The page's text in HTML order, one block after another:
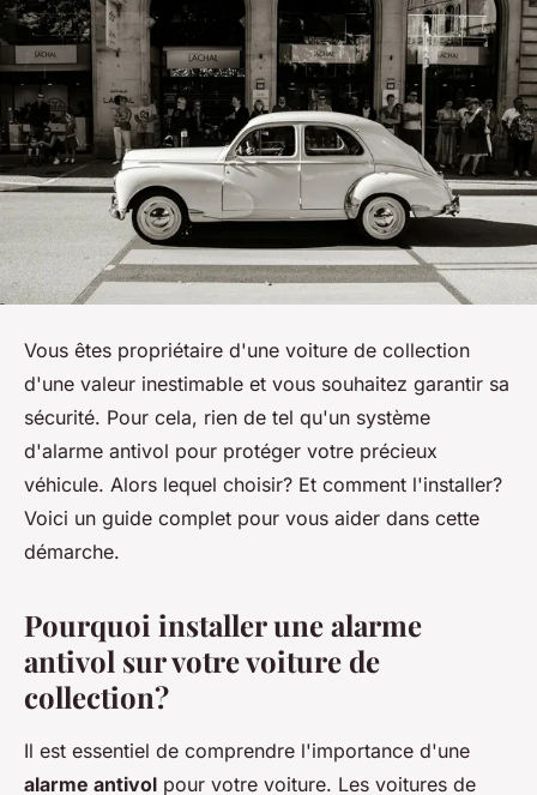
Vous êtes propriétaire d'une voiture de collection
d'une valeur inestimable et vous souhaitez garantir sa
sécurité. Pour cela, rien de tel qu'un système
d'alarme antivol pour protéger votre précieux
véhicule. Alors lequel choisir? Et comment l'installer?
Voici un guide complet pour vous aider dans cette
démarche.
Pourquoi installer une alarme
antivol sur votre voiture de
collection?
Il est essentiel de comprendre l'importance d'une
alarme antivol pour votre voiture. Les voitures de